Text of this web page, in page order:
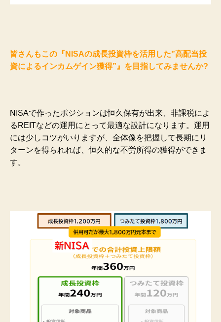
皆さんもこの『NISAの成長投資枠を活用した”高配当投
資によるインカムゲイン獲得”』を目指してみませんか?
NISAで作ったポジションは恒久保有が出来、非課税によ
るREITなどの運用にとって最適な設計になります。運用
には少しコツがいりますが、全体像を把握して長期にリ
ターンを得られれば、恒久的な不労所得の獲得ができま
す。